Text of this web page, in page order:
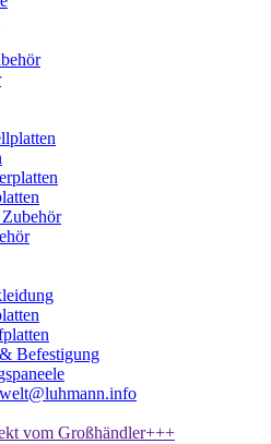
Zubehör
Befestigung
vom Großhändler+++